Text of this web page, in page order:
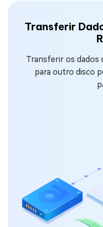
Transferir
Transferir os dados
para outro disco